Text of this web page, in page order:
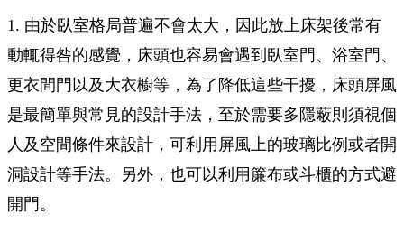
1. 由於臥室格局普遍不會太大，因此放上床架後常有
動輒得咎的感覺，床頭也容易會遇到臥室門、浴室門、
更衣間門以及大衣櫥等，為了降低這些干擾，床頭屏風
是最簡單與常見的設計手法，至於需要多隱蔽則須視個
人及空間條件來設計，可利用屏風上的玻璃比例或者開
洞設計等手法。另外，也可以利用簾布或斗櫃的方式避
開門。